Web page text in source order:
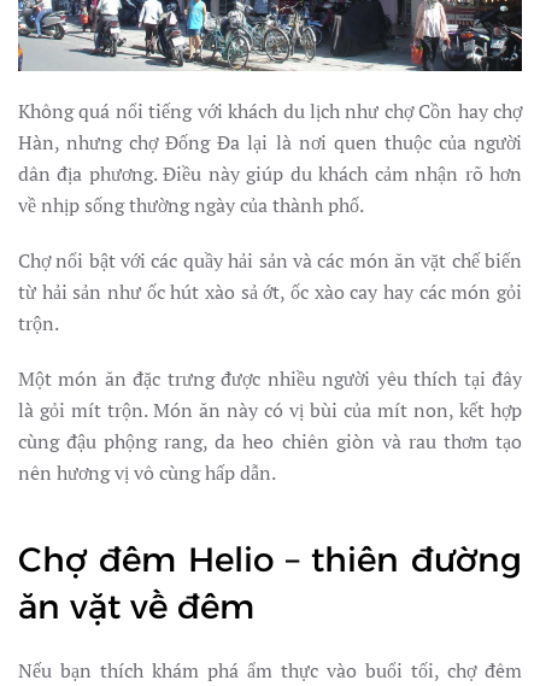
Không quá nổi tiếng với khách du lịch như chợ Cồn hay chợ
Hàn, nhưng chợ Đống Đa lại là nơi quen thuộc của người
dân địa phương. Điều này giúp du khách cảm nhận rõ hơn
về nhịp sống thường ngày của thành phố.
Chợ nổi bật với các quầy hải sản và các món ăn vặt chế biến
từ hải sản như ốc hút xào sả ớt, ốc xào cay hay các món gỏi
trộn.
Một món ăn đặc trưng được nhiều người yêu thích tại đây
là gỏi mít trộn. Món ăn này có vị bùi của mít non, kết hợp
cùng đậu phộng rang, da heo chiên giòn và rau thơm tạo
nên hương vị vô cùng hấp dẫn.
Chợ đêm Helio – thiên đường
ăn vặt về đêm
Nếu bạn thích khám phá ẩm thực vào buổi tối, chợ đêm